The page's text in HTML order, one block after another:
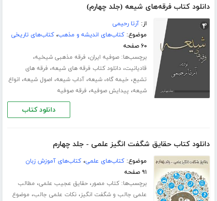
دانلود کتاب فرقه‌های شیعه (جلد چهارم)
از:آرتا رحیمی
موضوع:کتاب‌های اندیشه و مذهب،کتاب‌های تاریخی
۶۰ صفحه
برچسب‌ها:صوفیه ایران، فرقه مذهبی شیخیه،
قادیانیت،دانلود کتاب فرقه های شیعه، فرقه های
تشیع، خیمه گاه،شیعه،آداب شیعه، اصول شیعه، انواع
شیعه، پیدایش صوفیه، فرقه صوفیه
دانلود کتاب
دانلود کتاب حقایق شگفت انگیز علمی - جلد چهارم
موضوع:کتاب‌های علمی،کتاب‌های آموزش زبان
۹۱ صفحه
برچسب‌ها:کتاب مصور،حقایق عجیب علمی، مطالب
علمی جالب و شگفت انگیز،نکات علمی جالب، موضوع